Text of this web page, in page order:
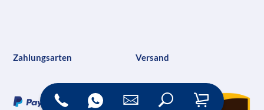
Zahlungsarten Versand